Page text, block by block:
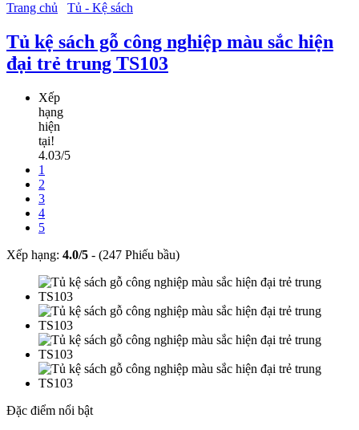
Trang chủ
Tủ - Kệ sách
Tủ kệ sách gỗ công nghiệp màu sắc hiện
đại trẻ trung TS103
Xếp
hạng
hiện
tại!
4.03/5
1
2
3
4
5
Xếp hạng: 4.0/5 - (247 Phiếu bầu)
Đặc điểm nổi bật